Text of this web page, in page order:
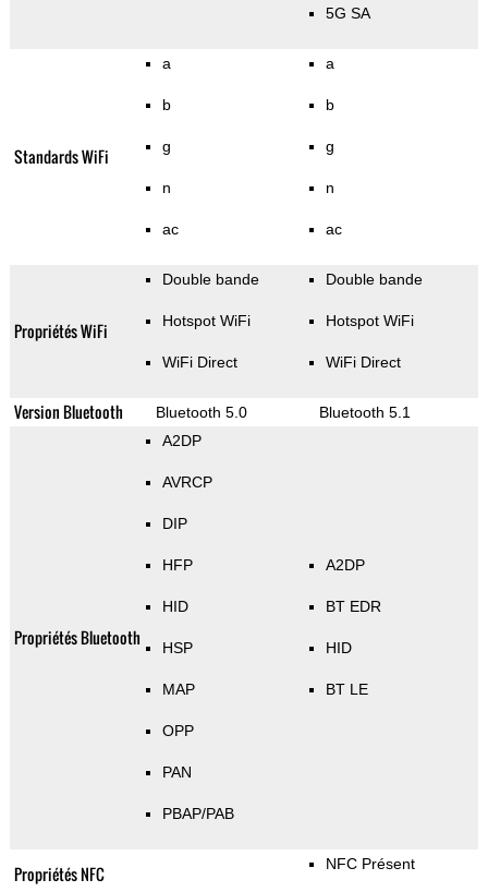
5G SA
Standards WiFi
a
b
g
n
ac
a
b
g
n
ac
Propriétés WiFi
Double bande
Hotspot WiFi
WiFi Direct
Double bande
Hotspot WiFi
WiFi Direct
Version Bluetooth Bluetooth 5.0 Bluetooth 5.1
Propriétés Bluetooth
A2DP
AVRCP
DIP
HFP
HID
HSP
MAP
OPP
PAN
PBAP/PAB
A2DP
BT EDR
HID
BT LE
Propriétés NFC NFC Présent